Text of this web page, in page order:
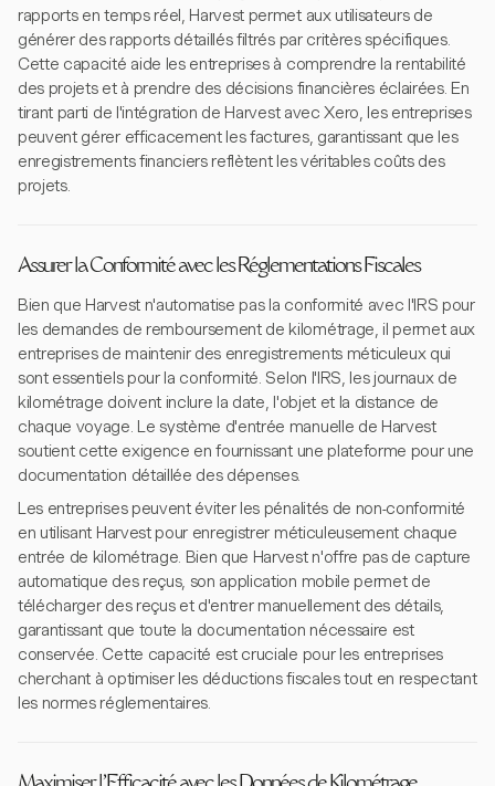
rapports en temps réel, Harvest permet aux utilisateurs de
générer des rapports détaillés filtrés par critères spécifiques.
Cette capacité aide les entreprises à comprendre la rentabilité
des projets et à prendre des décisions financières éclairées. En
tirant parti de l'intégration de Harvest avec Xero, les entreprises
peuvent gérer efficacement les factures, garantissant que les
enregistrements financiers reflètent les véritables coûts des
projets.
Assurer la Conformité avec les Réglementations Fiscales
Bien que Harvest n'automatise pas la conformité avec l'IRS pour
les demandes de remboursement de kilométrage, il permet aux
entreprises de maintenir des enregistrements méticuleux qui
sont essentiels pour la conformité. Selon l'IRS, les journaux de
kilométrage doivent inclure la date, l'objet et la distance de
chaque voyage. Le système d'entrée manuelle de Harvest
soutient cette exigence en fournissant une plateforme pour une
documentation détaillée des dépenses.
Les entreprises peuvent éviter les pénalités de non-conformité
en utilisant Harvest pour enregistrer méticuleusement chaque
entrée de kilométrage. Bien que Harvest n'offre pas de capture
automatique des reçus, son application mobile permet de
télécharger des reçus et d'entrer manuellement des détails,
garantissant que toute la documentation nécessaire est
conservée. Cette capacité est cruciale pour les entreprises
cherchant à optimiser les déductions fiscales tout en respectant
les normes réglementaires.